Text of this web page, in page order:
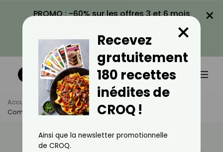
PROMO : -60% sur les offres 3 et 6 mois
VOIR LA PROMO
×
Accueil Actus
Minceur
Comment Faire Un Repas Équilibré Pour Perdre Du Poids ?
Recevez
gratuitement
180 recettes
inédites de
CROQ !
×
Ainsi que la newsletter promotionnelle
de CROQ.